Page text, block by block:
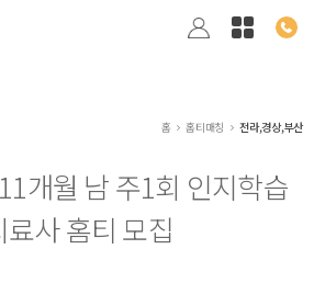
홈 홈티매칭 전라,경상,부산
개월 남 주1회 인지학습
사 홈티 모집